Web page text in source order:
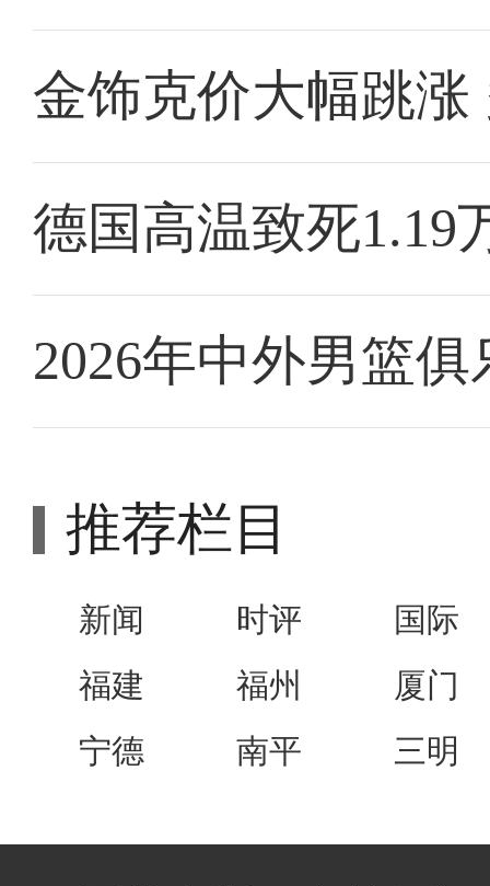
金饰克价大幅跳
德国高温致死
2026年中外男篮
推荐栏目
新闻 时评
国际
福建
福州
厦门
宁德
南平 三明